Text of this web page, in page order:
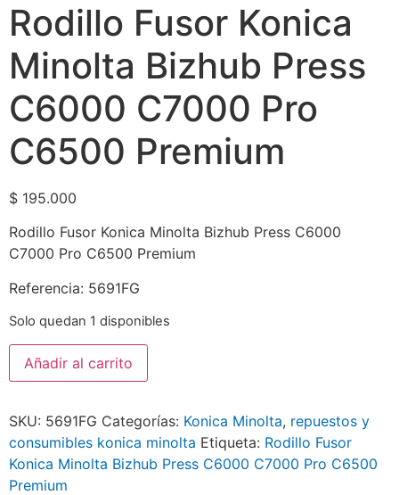
Rodillo Fusor Konica
Minolta Bizhub Press
C6000 C7000 Pro
C6500 Premium
$ 195.000
Rodillo Fusor Konica Minolta Bizhub Press C6000
C7000 Pro C6500 Premium
Referencia: 5691FG
Solo quedan 1 disponibles
Añadir al carrito
SKU: 5691FG Categorías: Konica Minolta, repuestos y
consumibles konica minolta Etiqueta: Rodillo Fusor
Konica Minolta Bizhub Press C6000 C7000 Pro C6500
Premium